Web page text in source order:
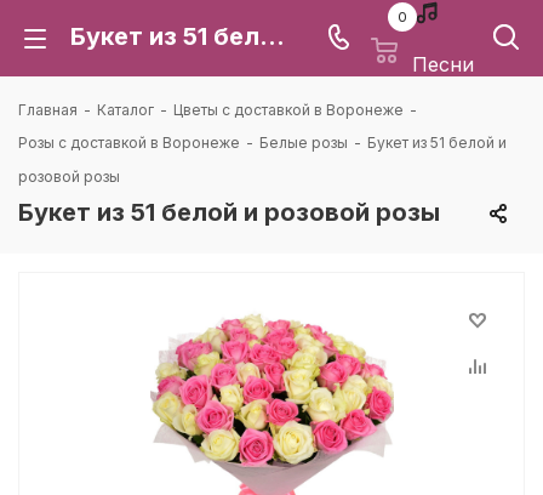
Букет из 51 белой и розовой розы: цена и доставка в Воронеже | Каталея
0
Песни
Главная - Каталог - Цветы с доставкой в Воронеже -
Розы с доставкой в Воронеже - Белые розы - Букет из 51 белой и
розовой розы
Букет из 51 белой и розовой розы